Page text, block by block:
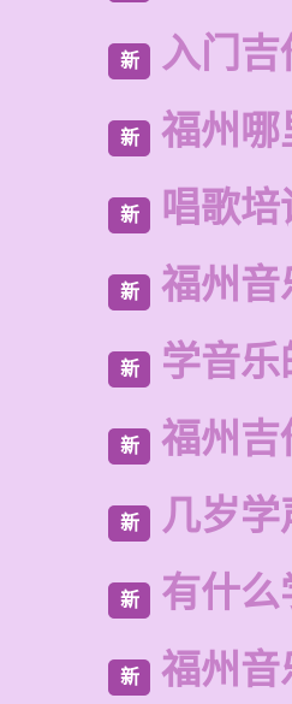
新 入门吉
新 福州哪
新 唱歌培
新 福州音
新 学音乐
新 福州吉
新 几岁
新 有什
新 福州音